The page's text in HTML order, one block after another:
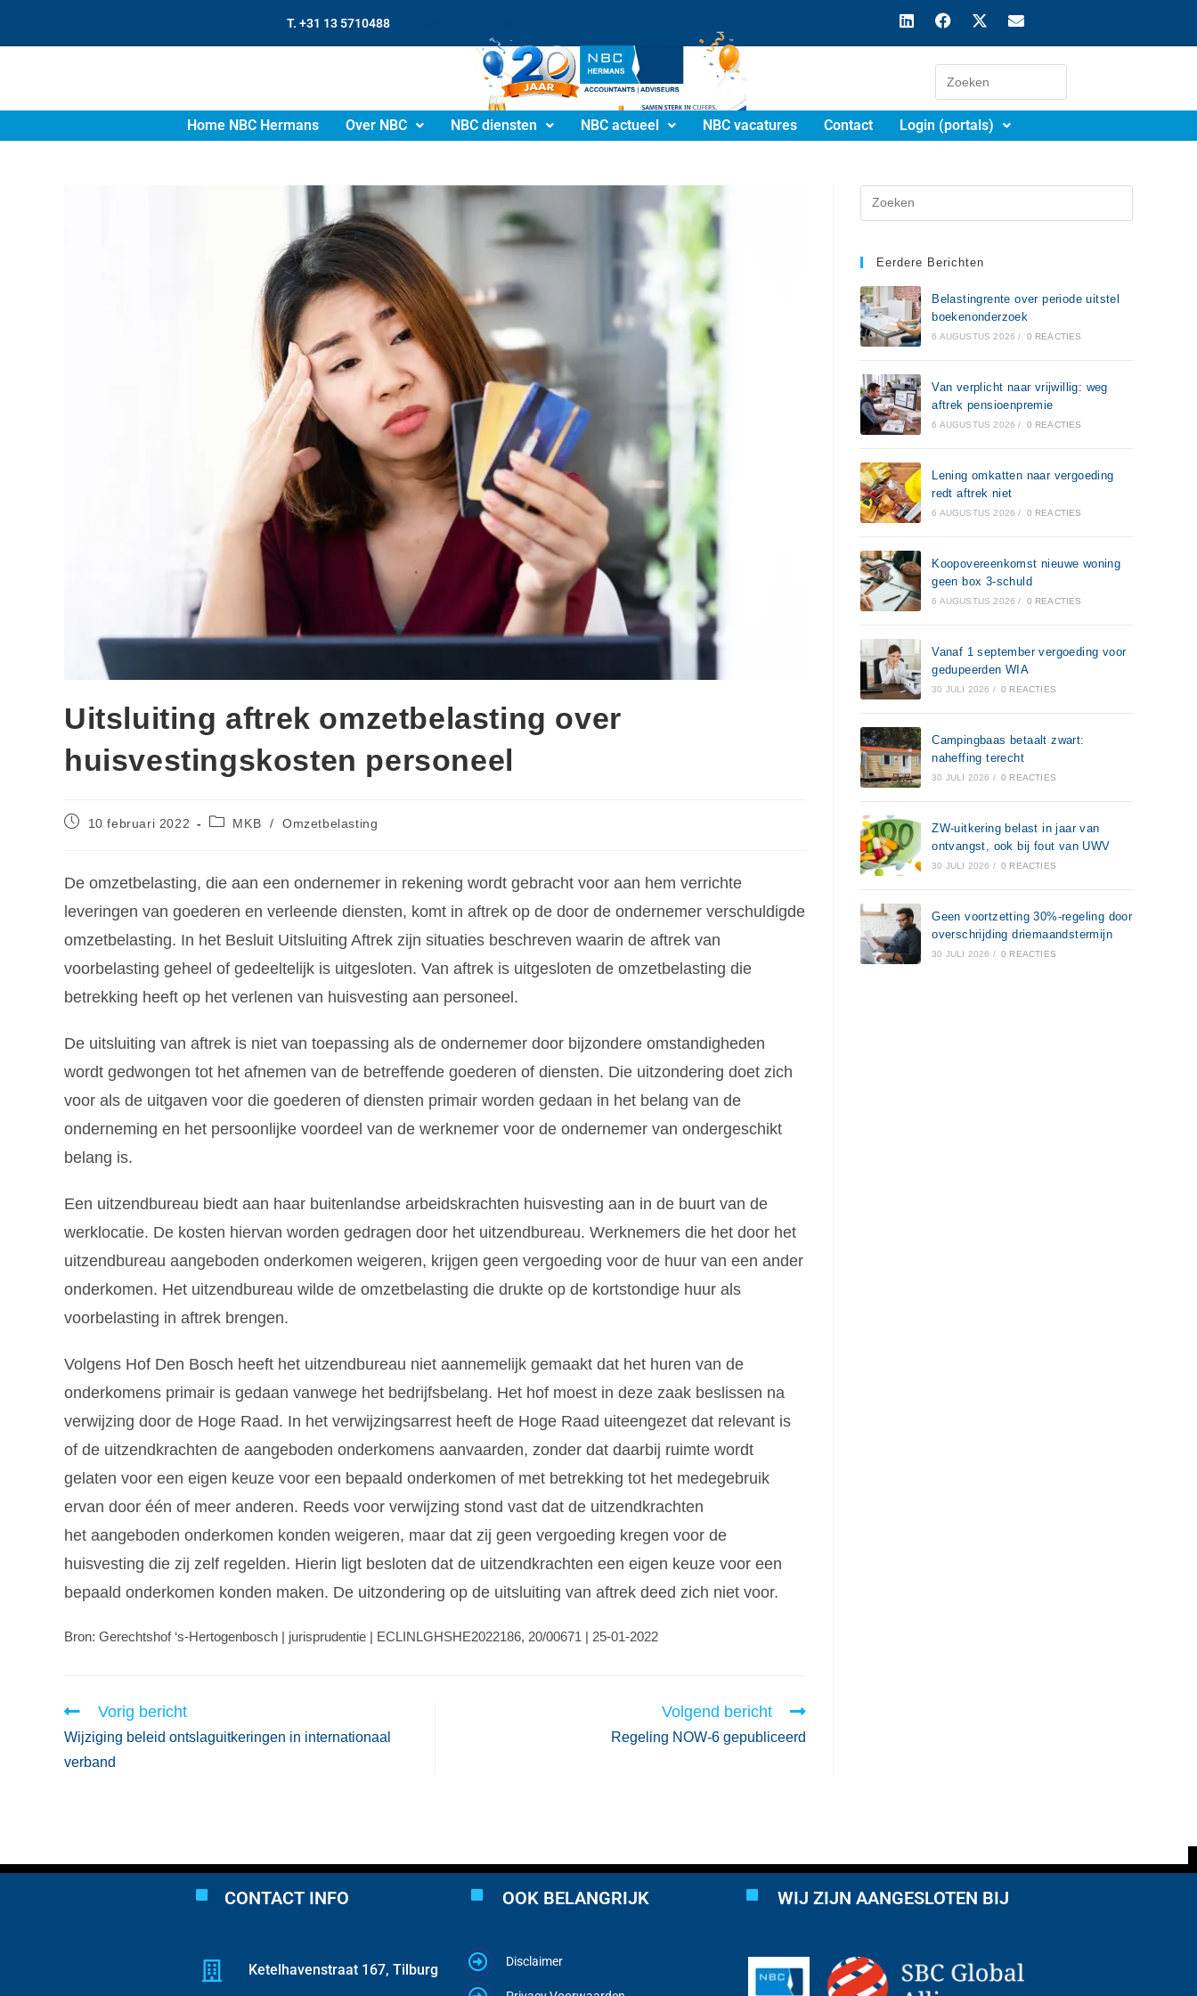
T. +31 13 5710488
Home NBC Hermans Over NBC NBC diensten NBC actueel NBC vacatures Contact Login (portals)
Uitsluiting aftrek omzetbelasting over
huisvestingskosten personeel
10 februari 2022 MKB / Omzetbelasting
De omzetbelasting, die aan een ondernemer in rekening wordt gebracht voor aan hem verrichte
leveringen van goederen en verleende diensten, komt in aftrek op de door de ondernemer verschuldigde
omzetbelasting. In het Besluit Uitsluiting Aftrek zijn situaties beschreven waarin de aftrek van
voorbelasting geheel of gedeeltelijk is uitgesloten. Van aftrek is uitgesloten de omzetbelasting die
betrekking heeft op het verlenen van huisvesting aan personeel.
De uitsluiting van aftrek is niet van toepassing als de ondernemer door bijzondere omstandigheden
wordt gedwongen tot het afnemen van de betreffende goederen of diensten. Die uitzondering doet zich
voor als de uitgaven voor die goederen of diensten primair worden gedaan in het belang van de
onderneming en het persoonlijke voordeel van de werknemer voor de ondernemer van ondergeschikt
belang is.
Een uitzendbureau biedt aan haar buitenlandse arbeidskrachten huisvesting aan in de buurt van de
werklocatie. De kosten hiervan worden gedragen door het uitzendbureau. Werknemers die het door het
uitzendbureau aangeboden onderkomen weigeren, krijgen geen vergoeding voor de huur van een ander
onderkomen. Het uitzendbureau wilde de omzetbelasting die drukte op de kortstondige huur als
voorbelasting in aftrek brengen.
Volgens Hof Den Bosch heeft het uitzendbureau niet aannemelijk gemaakt dat het huren van de
onderkomens primair is gedaan vanwege het bedrijfsbelang. Het hof moest in deze zaak beslissen na
verwijzing door de Hoge Raad. In het verwijzingsarrest heeft de Hoge Raad uiteengezet dat relevant is
of de uitzendkrachten de aangeboden onderkomens aanvaarden, zonder dat daarbij ruimte wordt
gelaten voor een eigen keuze voor een bepaald onderkomen of met betrekking tot het medegebruik
ervan door één of meer anderen. Reeds voor verwijzing stond vast dat de uitzendkrachten
het aangeboden onderkomen konden weigeren, maar dat zij geen vergoeding kregen voor de
huisvesting die zij zelf regelden. Hierin ligt besloten dat de uitzendkrachten een eigen keuze voor een
bepaald onderkomen konden maken. De uitzondering op de uitsluiting van aftrek deed zich niet voor.
Bron: Gerechtshof ‘s-Hertogenbosch | jurisprudentie | ECLINLGHSHE2022186, 20/00671 | 25-01-2022
Vorig bericht
Wijziging beleid ontslaguitkeringen in internationaal
verband
Volgend bericht
Regeling NOW-6 gepubliceerd
Eerdere Berichten
Belastingrente over periode uitstel
boekenonderzoek
6 AUGUSTUS 2026 / 0 REACTIES
Van verplicht naar vrijwillig: weg
aftrek pensioenpremie
6 AUGUSTUS 2026 / 0 REACTIES
Lening omkatten naar vergoeding
redt aftrek niet
6 AUGUSTUS 2026 / 0 REACTIES
Koopovereenkomst nieuwe woning
geen box 3-schuld
6 AUGUSTUS 2026 / 0 REACTIES
Vanaf 1 september vergoeding voor
gedupeerden WIA
30 JULI 2026 / 0 REACTIES
Campingbaas betaalt zwart:
naheffing terecht
30 JULI 2026 / 0 REACTIES
ZW-uitkering belast in jaar van
ontvangst, ook bij fout van UWV
30 JULI 2026 / 0 REACTIES
Geen voortzetting 30%-regeling door
overschrijding driemaandstermijn
30 JULI 2026 / 0 REACTIES
CONTACT INFO
Ketelhavenstraat 167, Tilburg
OOK BELANGRIJK
Disclaimer
WIJ ZIJN AANGESLOTEN BIJ